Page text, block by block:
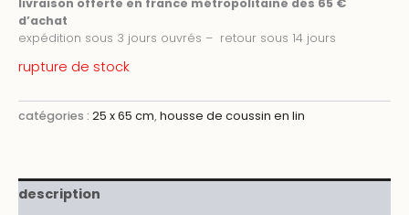
d’achat
expédition sous 3 jours ouvrés – retour sous 14 jours
rupture de stock
catégories : 25 x 65 cm,housse de coussin en lin
description